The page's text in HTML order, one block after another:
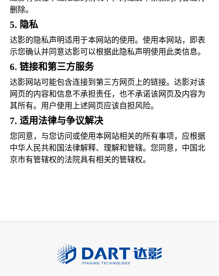
删除。
5. 隐私
达影的隐私声明适用于本网站的使用。使用本网站，即表
示您确认并同意达影可以根据此隐私声明使用此类信息。
6. 链接和第三方服务
达影网站可能包含连接到第三方网页上的链接。达影对该
网页的内容和信息不承担责任，也不承诺该网页及内容为
其所有。用户使用上述网页应该自担风险。
7. 适用法律与争议解决
您同意，与您访问或使用本网站相关的所有事项，应根据
中华人民共和国法律解释、理解和管辖。您同意，中国北
京市有管辖权的法院具有相关的管辖权。